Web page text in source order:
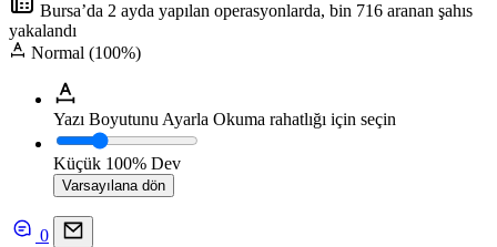
Bursa’da 2 ayda yapılan operasyonlarda, bin 716 aranan şahıs
yakalandı
Normal (100%)
Yazı Boyutunu Ayarla Okuma rahatlığı için seçin
Küçük 100% Dev
Varsayılana dön
0